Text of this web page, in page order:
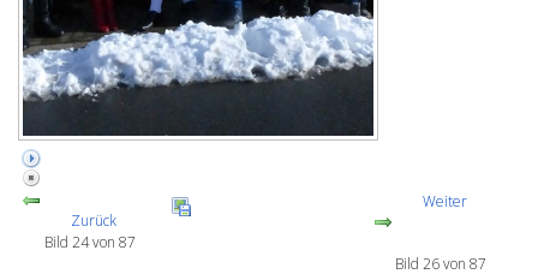
Zurück
Bild 24 von 87
Weiter
Bild 26 von 87